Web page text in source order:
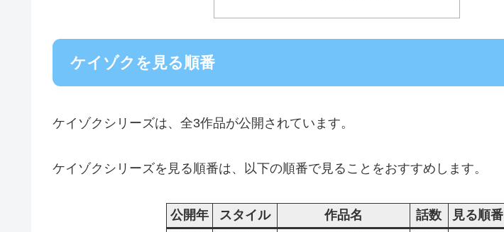
ケイゾクを見る順番
ケイゾクシリーズは、全3作品が公開されています。
ケイゾクシリーズを見る順番は、以下の順番で見ることをおすすめします。
公開年 スタイル 作品名 話数 見る順番